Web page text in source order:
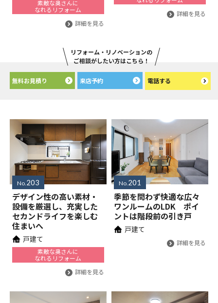
素敵な奥さんに
なれるリフォーム
詳細を見る
詳細を見る
リフォーム・リノベーションの
ご相談がしたい方はこちら！
無料お見積り 来店予約 電話する
No.203
デザイン性の高い素材・
設備を厳選し、充実した
セカンドライフを楽しむ
住まいへ
戸建て
素敵な奥さんに
なれるリフォーム
詳細を見る
No.201
季節を問わず快適な広々
ワンルームのLDK ポイ
ントは階段前の引き戸
戸建て
詳細を見る